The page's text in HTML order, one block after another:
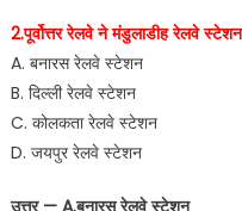
2.पूर्वोत्तर रेलवे ने मंडुलाडीह रेलवे
A. बनारस रेलवे स्टेशन
B. दिल्ली रेलवे स्टेशन
C. कोलकता रेलवे स्टेशन
D. जयपुर रेलवे स्टेशन